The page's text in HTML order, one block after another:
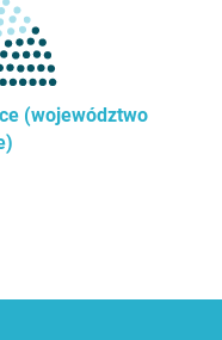
(województwo